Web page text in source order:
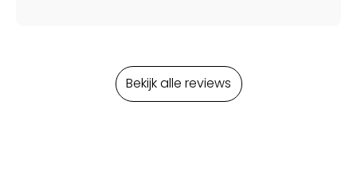
Bekijk alle reviews